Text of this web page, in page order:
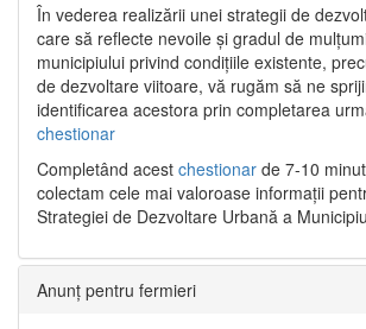
În vederea realizării unei strategii de
care să reflecte nevoile și gradul de
municipiului privind condițiile existente,
de dezvoltare viitoare, vă rugăm să ne
identificarea acestora prin completarea
chestionar
Completând acest chestionar de 7-10
colectam cele mai valoroase informații
Strategiei de Dezvoltare Urbană a
Anunț pentru fermieri